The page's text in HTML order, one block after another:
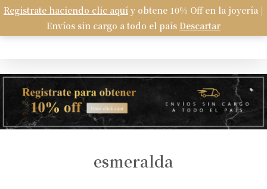
Registrate haciendo clic aquí y obtene 10% Off en la joyería |
Envíos sin cargo a todo el país Descartar
Skip
main
search
Carrito Cart
esmeralda